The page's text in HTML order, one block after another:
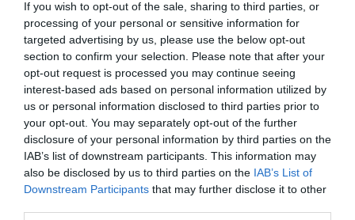
If you wish to opt-out of the sale, sharing to third parties, or
processing of your personal or sensitive information for
targeted advertising by us, please use the below opt-out
section to confirm your selection. Please note that after your
opt-out request is processed you may continue seeing
interest-based ads based on personal information utilized by
us or personal information disclosed to third parties prior to
your opt-out. You may separately opt-out of the further
disclosure of your personal information by third parties on the
IAB’s list of downstream participants. This information may
also be disclosed by us to third parties on the IAB’s List of
Downstream Participants that may further disclose it to other
RELACIONADES